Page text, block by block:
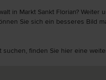
in Markt Sankt Florian? Weiter
Sie sich ein besseres Bild
finden Sie hier eine